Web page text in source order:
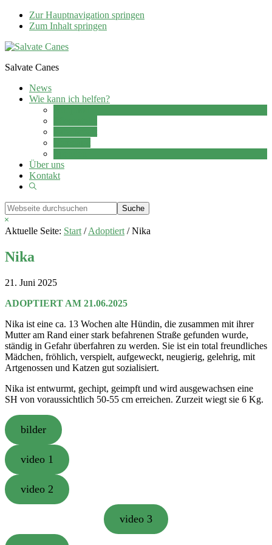
Zur Hauptnavigation springen
Zum Inhalt springen
Salvate Canes
News
Wie kann ich helfen?
Über uns
Kontakt
Show
Webseite
durchsuchen
Hide
Search
Aktuelle Seite: Start / Adoptiert /Nika
Nika
21. Juni 2025
ADOPTIERT AM 21.06.2025
Nika ist eine ca. 13 Wochen alte Hündin, die zusammen mit ihrer
Mutter am Rand einer stark befahrenen Straße gefunden wurde,
ständig in Gefahr überfahren zu werden. Sie ist ein total freundliches
Mädchen, fröhlich, verspielt, aufgeweckt, neugierig, gelehrig, mit
Artgenossen und Katzen gut sozialisiert.
Nika ist entwurmt, gechipt, geimpft und wird ausgewachsen eine
SH von voraussichtlich 50-55 cm erreichen. Zurzeit wiegt sie 6 Kg.
bilder
video 1
video 2
video 3